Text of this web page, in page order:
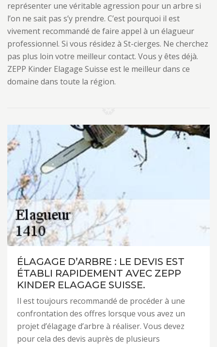
représenter une véritable agression pour un arbre si
l’on ne sait pas s’y prendre. C’est pourquoi il est
vivement recommandé de faire appel à un élagueur
professionnel. Si vous résidez à St-cierges. Ne cherchez
pas plus loin votre meilleur contact. Vous y êtes déjà.
ZEPP Kinder Elagage Suisse est le meilleur dans ce
domaine dans toute la région.
ÉLAGAGE D’ARBRE : LE DEVIS EST
ÉTABLI RAPIDEMENT AVEC ZEPP
KINDER ELAGAGE SUISSE.
Il est toujours recommandé de procéder à une
confrontation des offres lorsque vous avez un
projet d’élagage d’arbre à réaliser. Vous devez
pour cela des devis auprès de plusieurs